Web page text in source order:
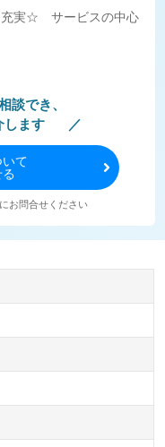
充実☆ サービスの中心
談でき、
します
て
お問合せください